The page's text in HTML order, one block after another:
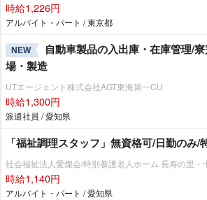
時給1,226円
アルバイト・パート / 東京都
NEW
自動車製品の入出庫・在庫管理/
場・製造
UTエージェント株式会社AGT東海第一CU
時給1,300円
派遣社員 / 愛知県
「福祉調理スタッフ」無資格可/日勤のみ/
社会福祉法人愛燦会/特別養護老人ホーム 長寿の里・
時給1,140円
アルバイト・パート / 愛知県